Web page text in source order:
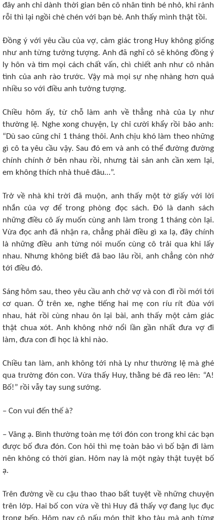
đây anh chỉ dành thời gian bên cô nhân tình bé nhỏ, khi rảnh
rỗi thì lại ngồi chè chén với bạn bè. Anh thấy mình thật tồi.
Đồng ý với yêu cầu của vợ, cảm giác trong Huy không giống
như anh từng tưởng tượng. Anh đã nghĩ cô sẽ không đồng ý
ly hôn và tìm mọi cách chất vấn, chì chiết anh như cô nhân
tình của anh rào trước. Vậy mà mọi sự nhẹ nhàng hơn quá
nhiều so với điều anh tưởng tượng.
Chiều hôm ấy, từ chỗ làm anh về thẳng nhà của Ly như
thường lệ. Nghe xong chuyện, Ly chỉ cười khẩy rồi bảo anh:
“Dù sao cũng chỉ 1 tháng thôi. Anh chịu khó làm theo những
gì cô ta yêu cầu vậy. Sau đó em và anh có thể đường đường
chính chính ở bên nhau rồi, nhưng tài sản anh cần xem lại,
em không thích nhà thuê đâu…”.
Trở về nhà khi trời đã muộn, anh thấy một tờ giấy với lời
nhắn của vợ để trong phòng đọc sách. Đó là danh sách
những điều cô ấy muốn cùng anh làm trong 1 tháng còn lại.
Vừa đọc anh đã nhận ra, chẳng phải điều gì xa lạ, đây chính
là những điều anh từng nói muốn cùng cô trải qua khi lấy
nhau. Nhưng không biết đã bao lâu rồi, anh chẳng còn nhớ
tới điều đó.
Sáng hôm sau, theo yêu cầu anh chở vợ và con đi rồi mới tới
cơ quan. Ở trên xe, nghe tiếng hai mẹ con ríu rít đùa với
nhau, hát rồi cùng nhau ôn lại bài, anh thấy một cảm giác
thật chua xót. Anh không nhớ nổi lần gần nhất đưa vợ đi
làm, đưa con đi học là khi nào.
Chiều tan làm, anh không tới nhà Ly như thường lệ mà ghé
qua trường đón con. Vừa thấy Huy, thằng bé đã reo lên: “A!
Bố!” rồi vẫy tay sung sướng.
– Con vui đến thế à?
– Vâng ạ. Bình thường toàn mẹ tới đón con trong khi các bạn
được bố đưa đón. Con hỏi thì mẹ toàn bảo vì bố bận đi làm
nên không có thời gian. Hôm nay là một ngày thật tuyệt bố
ạ.
Trên đường về cu cậu thao thao bất tuyệt về những chuyện
trên lớp. Hai bố con vừa về thì Huy đã thấy vợ đang lục đục
trong bếp. Hôm nay cô nấu món thịt kho tàu mà anh từng